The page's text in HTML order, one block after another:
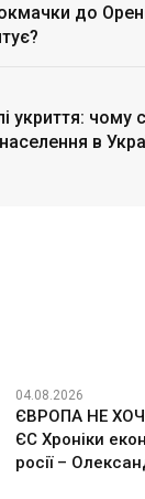
до
укриття: чому
в
04.08.2026
ЄВРОПА НЕ
ЄС Хроніки
росії –